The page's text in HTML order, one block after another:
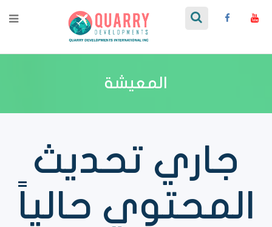
المعيشة
جاري تحديث
المحتوي حالياً